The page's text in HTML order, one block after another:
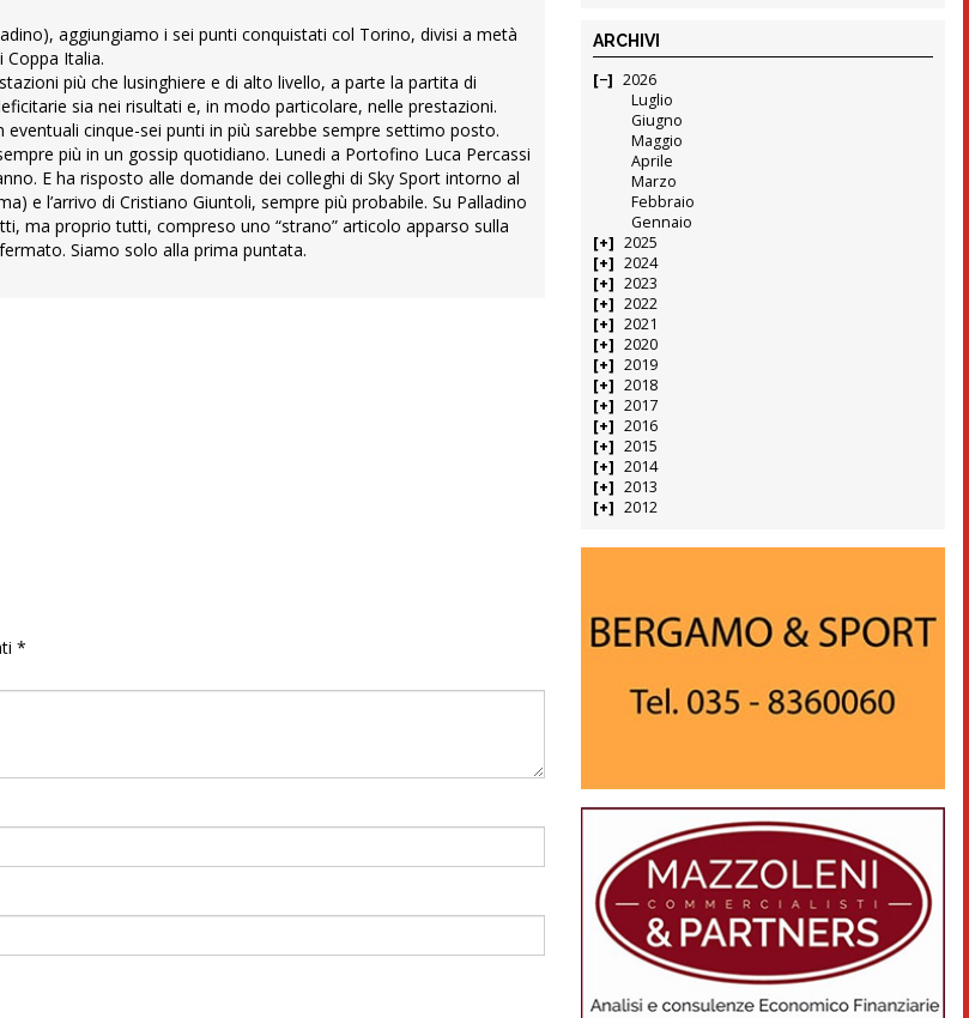
aggiungiamo i sei punti conquistati col Torino, divisi a metà
Italia.
più che lusinghiere e di alto livello, a parte la partita di
sia nei risultati e, in modo particolare, nelle prestazioni.
cinque-sei punti in più sarebbe sempre settimo posto.
più in un gossip quotidiano. Lunedi a Portofino Luca Percassi
E ha risposto alle domande dei colleghi di Sky Sport intorno al
e l’arrivo di Cristiano Giuntoli, sempre più probabile. Su Palladino
ma proprio tutti, compreso uno “strano” articolo apparso sulla
Siamo solo alla prima puntata.
*
ARCHIVI
2026
Luglio
Giugno
Maggio
Aprile
Marzo
Febbraio
Gennaio
2025
2024
2023
2022
2021
2020
2019
2018
2017
2016
2015
2014
2013
2012